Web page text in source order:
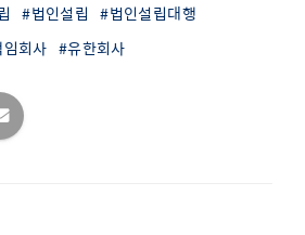
#법인설립 #법인설립대행
회사 #유한회사